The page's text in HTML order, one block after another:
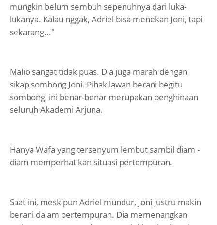
mungkin belum sembuh sepenuhnya dari luka-
lukanya. Kalau nggak, Adriel bisa menekan Joni, tapi
sekarang..."
Malio sangat tidak puas. Dia juga marah dengan
sikap sombong Joni. Pihak lawan berani begitu
sombong, ini benar-benar merupakan penghinaan
seluruh Akademi Arjuna.
Hanya Wafa yang tersenyum lembut sambil diam -
diam memperhatikan situasi pertempuran.
Saat ini, meskipun Adriel mundur, Joni justru makin
berani dalam pertempuran. Dia memenangkan